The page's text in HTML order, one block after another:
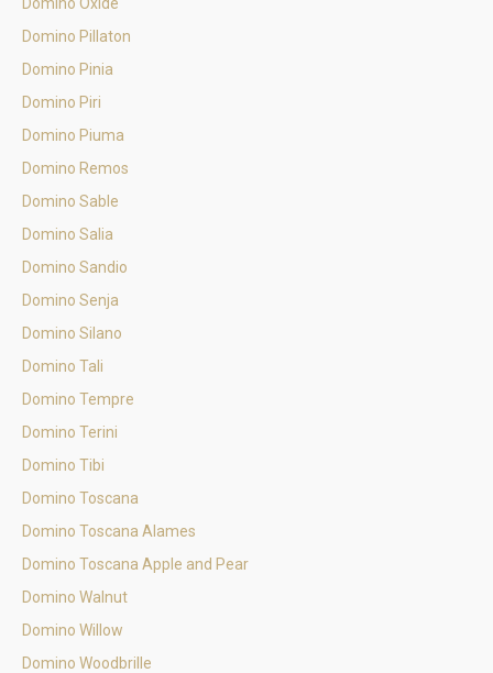
Domino Pillaton
Domino Pinia
Domino Piri
Domino Piuma
Domino Remos
Domino Sable
Domino Salia
Domino Sandio
Domino Senja
Domino Silano
Domino Tali
Domino Tempre
Domino Terini
Domino Tibi
Domino Toscana
Domino Toscana Alames
Domino Toscana Apple and Pear
Domino Walnut
Domino Willow
Domino Woodbrille